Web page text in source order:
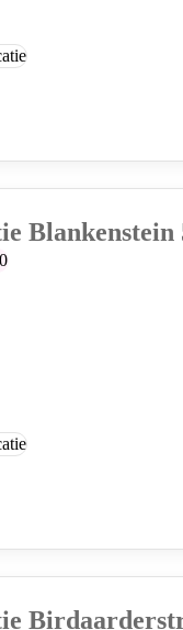
Blankenstein